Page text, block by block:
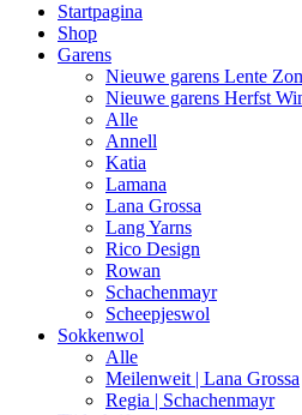
Startpagina
Shop
Garens
Nieuwe garens Lente
Nieuwe garens Herfst
Alle
Annell
Katia
Lamana
Lana Grossa
Lang Yarns
Rico Design
Rowan
Schachenmayr
Scheepjeswol
Sokkenwol
Alle
Meilenweit | Lana Grossa
Regia | Schachenmayr